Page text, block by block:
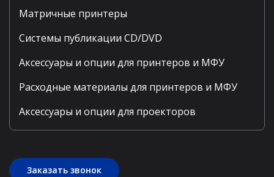
Матричные принтеры
Системы публикации CD/DVD
Аксессуары и опции для принтеров и МФУ
Расходные материалы для принтеров и МФУ
Аксессуары и опции для проекторов
Заказать звонок